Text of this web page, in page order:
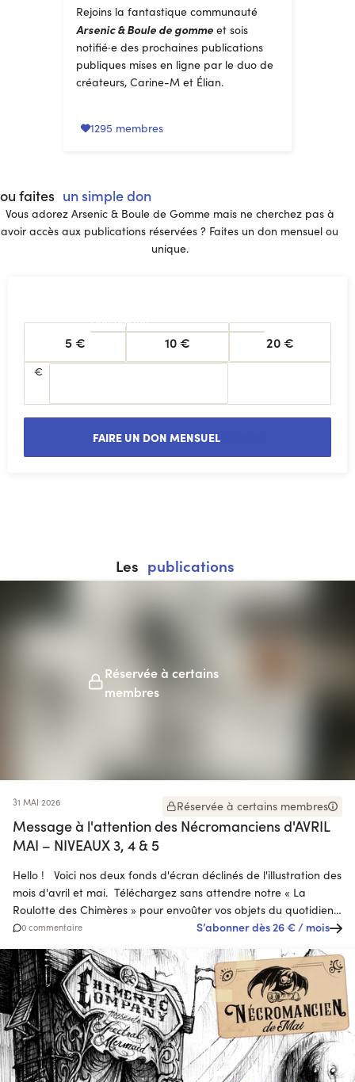
et modulable !
Rejoins la fantastique communauté
Arsenic & Boule de gomme et sois
notifié·e des prochaines publications
publiques mises en ligne par le duo de
créateurs, Carine-M et Élian.
1295 membres
ou faites un simple don
Vous adorez Arsenic & Boule de Gomme mais ne cherchez pas à
avoir accès aux publications réservées ? Faites un don mensuel ou
unique.
Don unique
5 € 10 € 20 €
€
FAIRE UN DON MENSUEL
Les publications
Réservée à certains
membres
31 MAI 2026 Réservée à certains membres
Message à l'attention des Nécromanciens d'AVRIL
MAI – NIVEAUX 3, 4 & 5
Hello ! Voici nos deux fonds d'écran déclinés de l'illustration des
mois d'avril et mai. Téléchargez sans attendre notre « La
Roulotte des Chimères » pour envoûter vos objets du quotidien,
et surtout, soyez sympa, en ne le diffusant pas sur la toile si vous
0 commentaire S’abonner dès26 €/ mois